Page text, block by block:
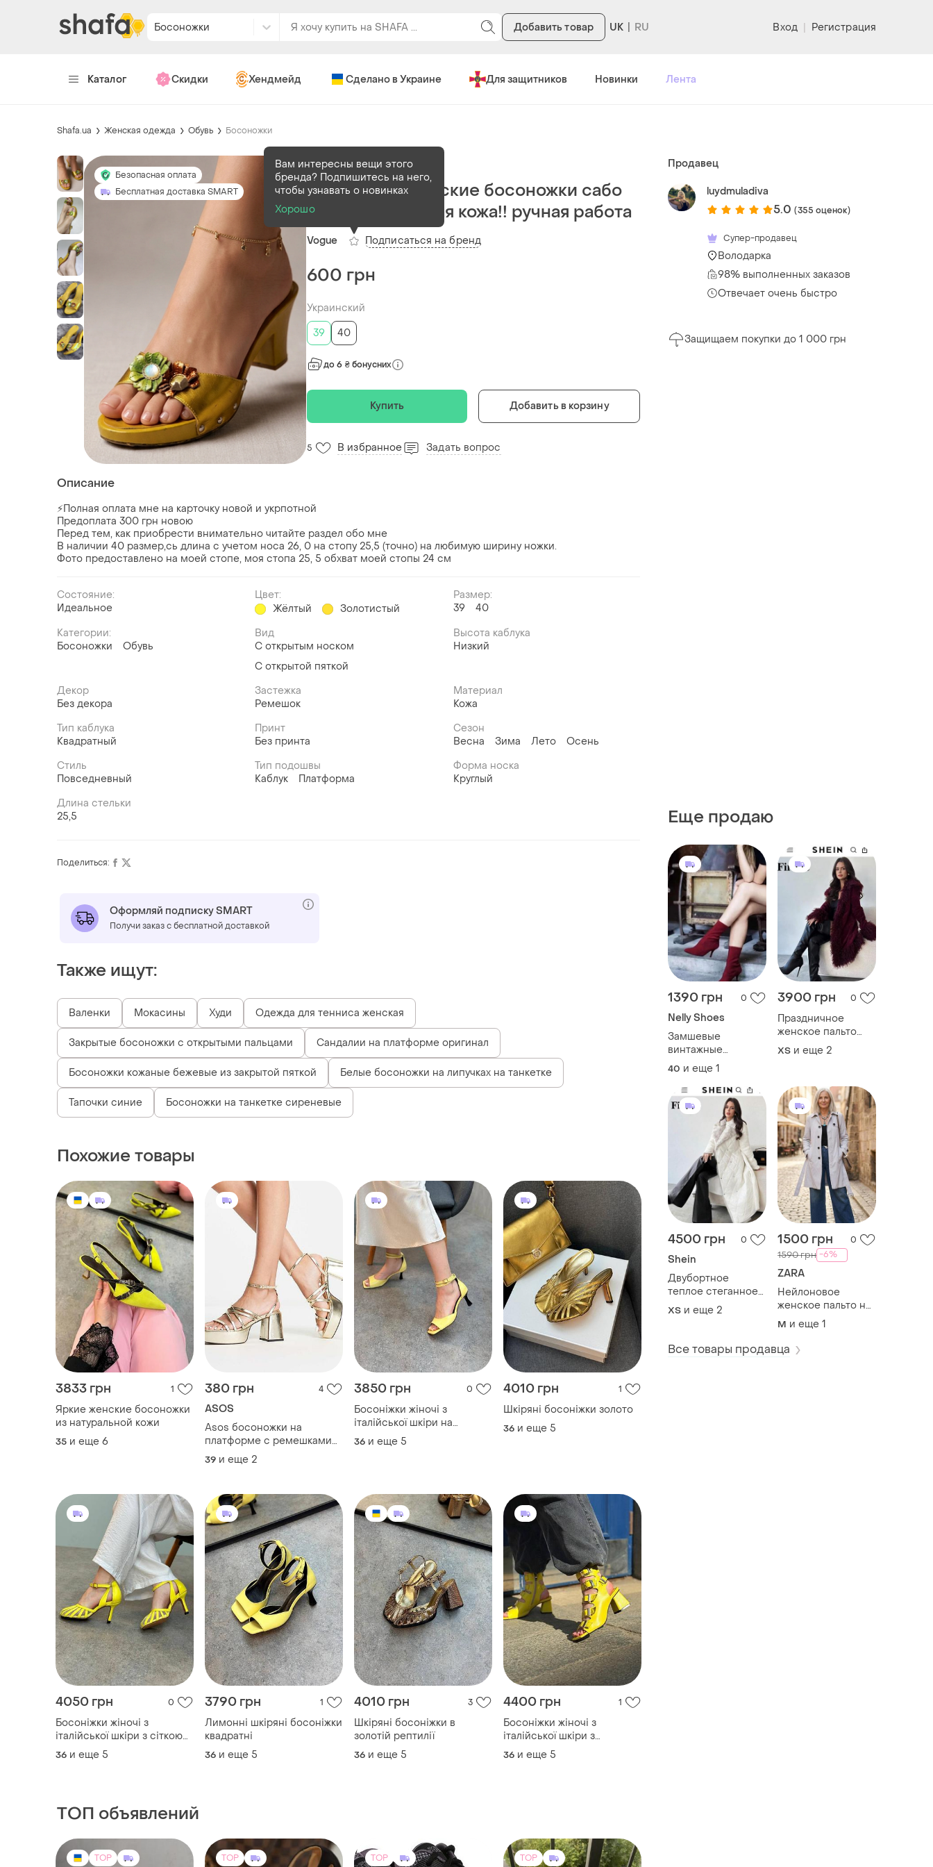
Босоножки Добавить товар UK Вход | Регистрация
Каталог Скидки Хендмейд Сделано в Украине Для защитников Новинки Лента
Shafa.ua Женская одежда Обувь Босоножки
Безопасная оплата
Бесплатная доставка SMART
В наличии1 шт
Винтажные женские босоножки сабо
25, 5 натуральная кожа!! ручная работа
Vogue
Вам интересны вещи этого
бренда? Подпишитесь на него,
чтобы узнавать о новинках
Хорошо
Подписаться на бренд
600 грн
Украинский
39
40
до 6 ₴ бонусних
Купить Добавить в корзину
5 В избранное Задать вопрос
Описание
⚡Полная оплата мне на карточку новой и укрпотной
Предоплата 300 грн новою
Перед тем, как приобрести внимательно читайте раздел обо мне
В наличии 40 размер,сь длина с учетом носа 26, 0 на стопу 25,5 (точно) на любимую ширину ножки.
Фото предоставлено на моей стопе, моя стопа 25, 5 обхват моей стопы 24 см
Состояние:
Идеальное
Цвет:
Жёлтый
Золотистый
Размер:
39
40
Категории:
Босоножки
Обувь
Вид
С открытым носком
С открытой пяткой
Высота каблука
Низкий
Декор
Без декора
Застежка
Ремешок
Материал
Кожа
Тип каблука
Квадратный
Принт
Без принта
Сезон
Весна
Зима Лето
Осень
Стиль
Повседневный
Тип подошвы
Каблук
Платформа
Форма носка
Круглый
Длина стельки
25,5
Продавец
luydmuladiva
5.0 (355 оценок)
Супер-продавец
Володарка
98% выполненных заказов
Отвечает очень быстро
Защищаем покупки до 1 000 грн
Еще продаю
1390 грн 0
Nelly Shoes
Замшевые
винтажные
женские туфли
носка 25,5-26,0,
швейцария
40 и еще 1
3900 грн 0
Праздничное
женское пальто
кардиган с мехом
ламы
ХS и еще 2
4500 грн 0
Shein
Двубортное
теплое стеганное
длинное женское
пальто с мехом
ХS и еще 2
1500 грн 0
1590 грн -6%
ZARA
Нейлоновое
женское пальто на
синтепоне, тренч
(трансформер)
M и еще 1
Все товары продавца
Поделиться:
Оформляй подписку SMART
Получи заказ с бесплатной доставкой
Также ищут:
Валенки Мокасины Худи Одежда для тенниса женская
Закрытые босоножки с открытыми пальцами Сандалии на платформе оригинал
Босоножки кожаные бежевые из закрытой пяткой Белые босоножки на липучках на танкетке
Тапочки синие Босоножки на танкетке сиреневые
Похожие товары
3833 грн 1
Яркие женские босоножки
из натуральной кожи
35 и еще 6
380 грн 4
ASOS
Asos босоножки на
платформе с ремешками
asos design hanon
золотистого цвета
39 и еще 2
3850 грн 0
Босоніжки жіночі з
італійської шкіри на
шпильці жовті
36 и еще 5
4010 грн 1
Шкіряні босоніжки золото
36 и еще 5
4050 грн 0
Босоніжки жіночі з
італійської шкіри з сіткою
на шпильці жовті жіночі
плетіння
36 и еще 5
3790 грн 1
Лимонні шкіряні босоніжки
квадратні
36 и еще 5
4010 грн 3
Шкіряні босоніжки в
золотій рептилії
36 и еще 5
4400 грн 1
Босоніжки жіночі з
італійської шкіри з
ремінцями жовті на
каблуках
36 и еще 5
ТОП объявлений
TOP TOP TOP TOP